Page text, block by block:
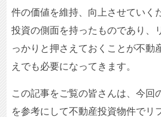
件の価値を維持、向上させていく
投資の側面を持ったものであり、
っかりと押さえておくことが不動
えでも必要になってきます。
この記事をご覧の皆さんは、今回
を参考にして不動産投資物件でリ